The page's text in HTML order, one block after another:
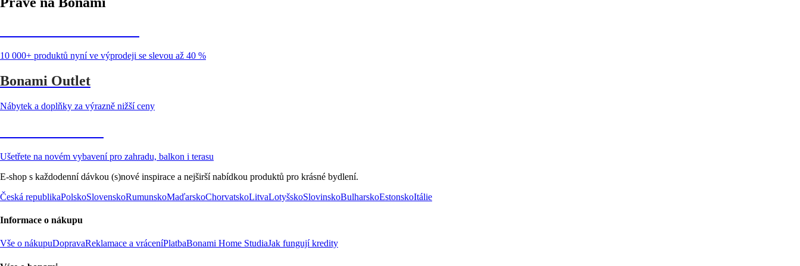
10 000+ produktů nyní ve výprodeji se slevou až 40 %
Bonami Outlet
Nábytek a doplňky za výrazně nižší ceny
Ušetřete na novém vybavení pro zahradu, balkon i terasu
E-shop s každodenní dávkou (s)nové inspirace a nejširší nabídkou produktů pro krásné bydlení.
Česká republikaPolskoSlovenskoRumunskoMaďarskoChorvatskoLitvaLotyšskoSlovinskoBulharskoEstonskoItálie
Informace o nákupu
Vše o nákupuDopravaReklamace a vráceníPlatbaBonami Home StudiaJak fungují kredity